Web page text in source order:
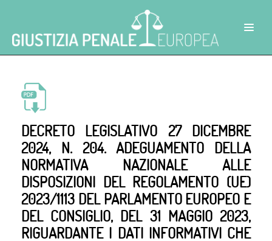
DECRETO LEGISLATIVO 27 DICEMBRE
2024, N. 204. ADEGUAMENTO DELLA
NORMATIVA NAZIONALE ALLE
DISPOSIZIONI DEL REGOLAMENTO (UE)
2023/1113 DEL PARLAMENTO EUROPEO E
DEL CONSIGLIO, DEL 31 MAGGIO 2023,
RIGUARDANTE I DATI INFORMATIVI CHE